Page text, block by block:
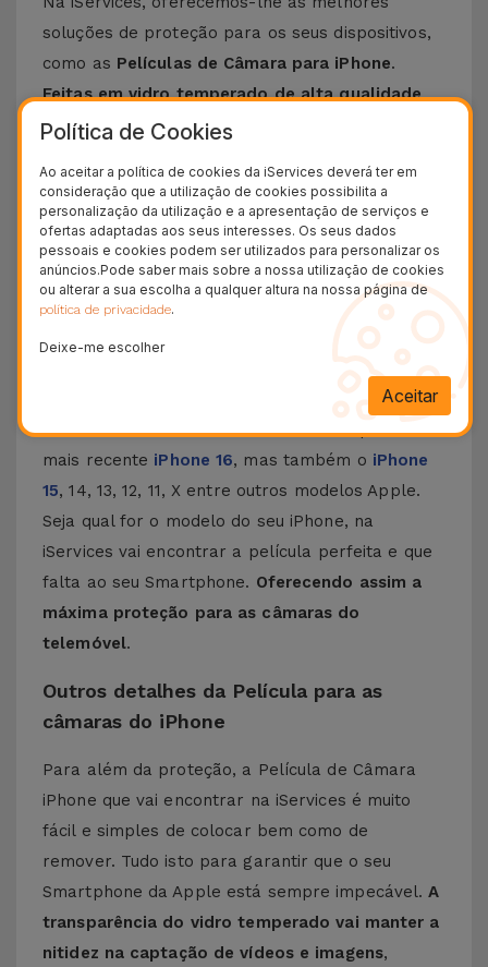
soluções de proteção para os seus dispositivos,
como as Películas de Câmara para iPhone.
Feitas em vidro temperado de alta qualidade,
estas películas garantem a máxima proteção
embates ou outros danos que podem influenciar
negativamente a qualidade das câmara ao nível
de produção de vídeos e fotografias.
O nosso leque de películas de proteção tem o
objetivo de se ajustar por completo ao design
do seu iPhone
. Tudo isto sem comprometer o
desempenho das câmaras e a estética do
Escolha entre as Películas de Câmara para o
mais recente iPhone 16, mas também o iPhone
15, 14, 13, 12, 11, X entre outros modelos Apple.
Seja qual for o modelo do seu iPhone, na
iServices vai encontrar a película perfeita e que
falta ao seu Smartphone. Oferecendo assim a
máxima proteção para as câmaras do
telemóvel.
Outros detalhes da Película para as
câmaras do iPhone
Para além da proteção, a Película de Câmara
iPhone que vai encontrar na iServices é muito
fácil e simples de colocar bem como de
remover. Tudo isto para garantir que o seu
Smartphone da Apple está sempre impecável.A
transparência do vidro temperado vai manter a
nitidez na captação de vídeos e imagens,
Política de Cookies
Ao aceitar a política de cookies da iServices deverá ter em
consideração que a utilização de cookies possibilita a
personalização da utilização e a apresentação de serviços e
ofertas adaptadas aos seus interesses. Os seus dados
pessoais e cookies podem ser utilizados para personalizar os
anúncios.Pode saber mais sobre a nossa utilização de cookies
ou alterar a sua escolha a qualquer altura na nossa página de
política de privacidade.
Deixe-me escolher
Aceitar